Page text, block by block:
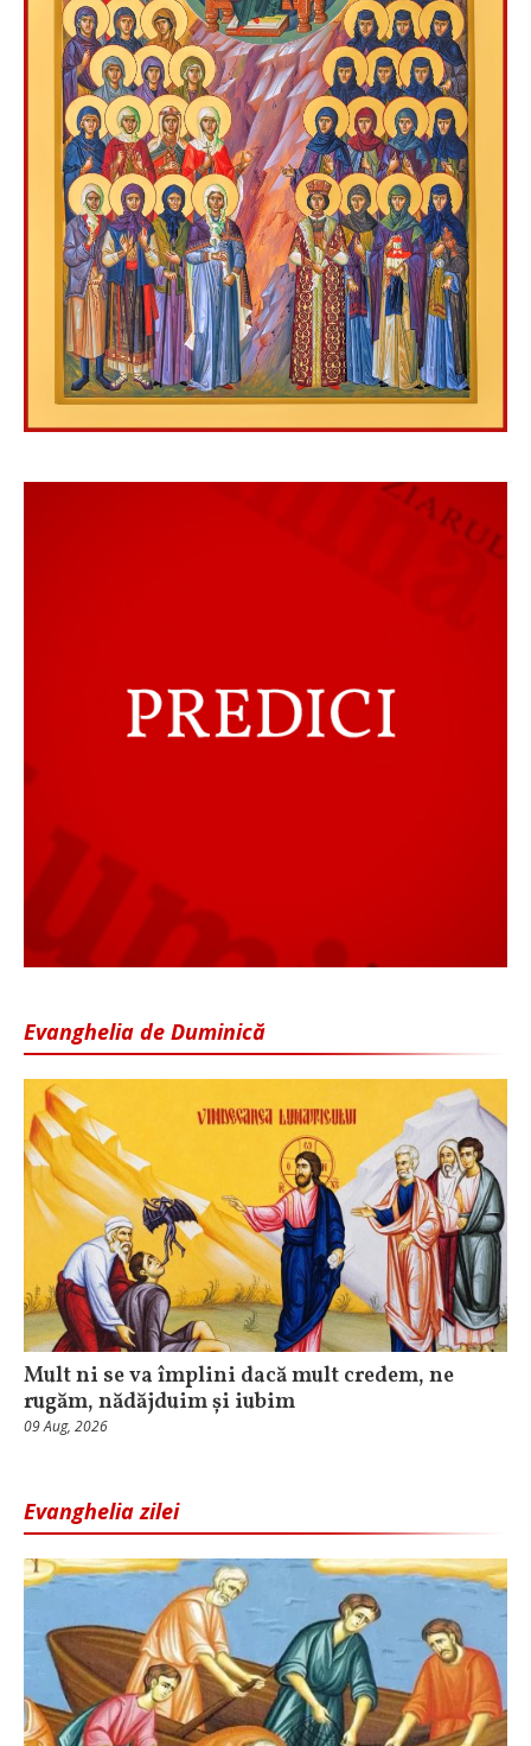
Evanghelia de Duminică
Mult ni se va împlini dacă mult credem, ne
rugăm, nădăjduim și iubim
09 Aug, 2026
Evanghelia zilei